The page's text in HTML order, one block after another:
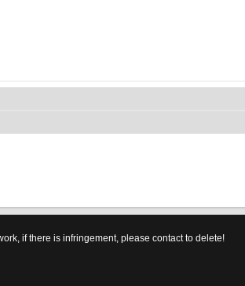
if there is infringement, please contact to delete!